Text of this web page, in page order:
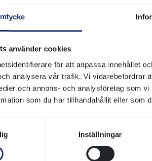
använder cookies
för att anpassa innehållet
analysera vår trafik. Vi vidarebefordrar
och annons- och analysföretag som
som du har tillhandahållit eller som
Inställningar
Välkommen till Bro Park – en
du se och lära dig mer om den
hos oss. Här har vi samlat
Mat och dryck på Bro
På Bro Park kan du njuta av
grannar i området.